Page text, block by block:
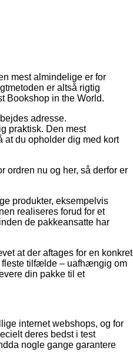
mest almindelige er for
er altså rigtig
Bookshop in the World.
adresse.
praktisk. Den mest
at du opholder dig med kort
ordren nu og her, så derfor er
produkter, eksempelvis
realiseres forud for et
de pakkeansatte har
at der aftages for en konkret
fleste tilfælde – uafhængig om
din pakke til et
internet webshops, og for
deres bedst i test
nogle gange garantere